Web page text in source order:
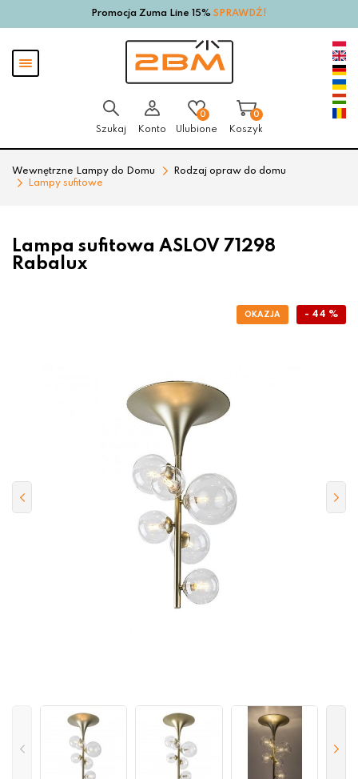
Przejdź
głównego
Przejdź
menu
stopce
Promocja Zuma Line 15% SPRAWDŹ!
Pokaż
menu
Szukaj Konto
0
Ulubione
0
Koszyk
Wewnętrzne Lampy do Domu
Rodzaj opraw do domu
Lampy sufitowe
Lampa sufitowa ASLOV 71298
Rabalux
- 44 %